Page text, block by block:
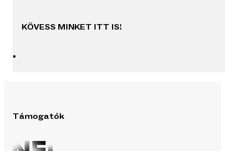
KÖVESS MINKET ITT IS!
Támogatók